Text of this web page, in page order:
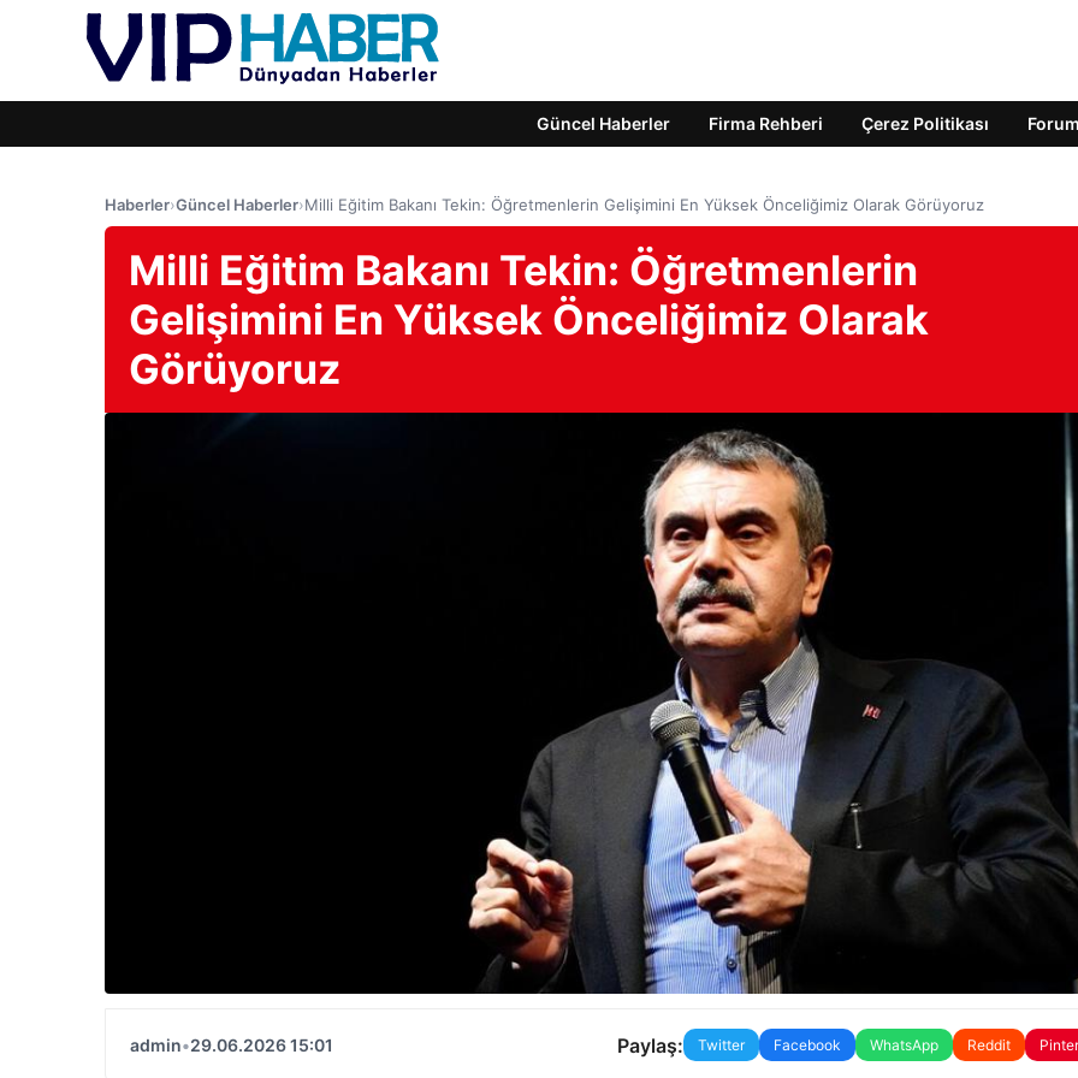
Güncel Haberler Firma Rehberi Çerez Politikası Forum
Haberler›Güncel Haberler›Milli Eğitim Bakanı Tekin: Öğretmenlerin Gelişimini En Yüksek Önceliğimiz Olarak Görüyoruz
Milli Eğitim Bakanı Tekin: Öğretmenlerin
Gelişimini En Yüksek Önceliğimiz Olarak
Görüyoruz
admin•29.06.2026 15:01 Paylaş: Twitter Facebook WhatsApp Reddit